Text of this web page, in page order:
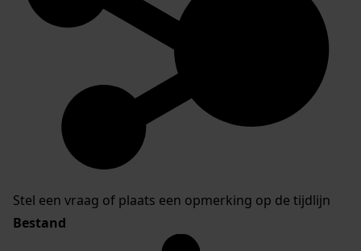
Stel een vraag of plaats een opmerking op de tijdlijn
Bestand